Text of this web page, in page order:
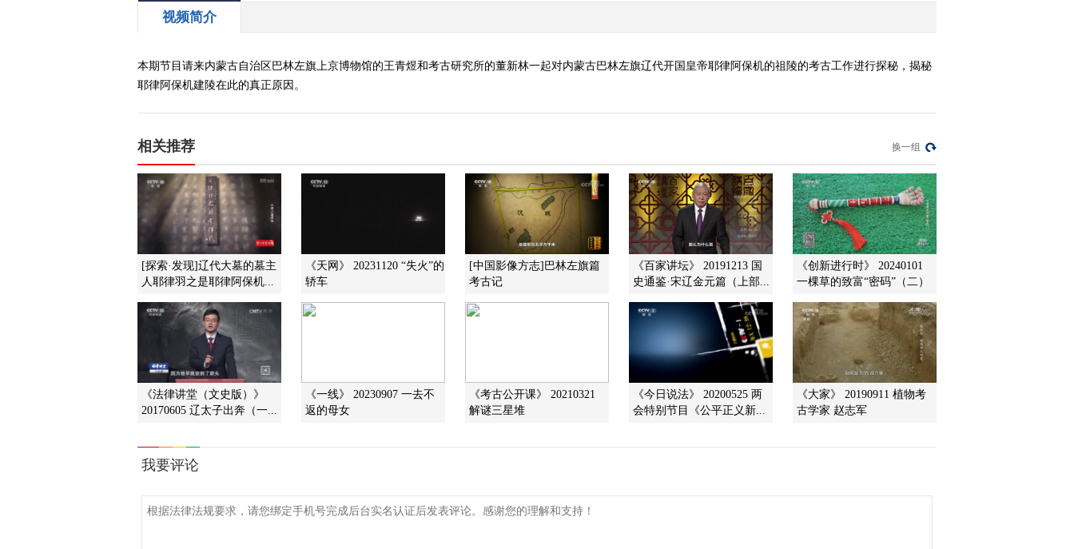
视频简介
本期节目请来内蒙古自治区巴林左旗上京博物馆的王青煜和考古研究所的董新林一起对内蒙古巴林左旗辽代开国皇帝耶律阿保机的祖陵的考古工作进行探秘，揭秘
耶律阿保机建陵在此的真正原因。
相关推荐 换一组
[探索·发现]辽代大墓的墓主
人耶律羽之是耶律阿保机...
《天网》 20231120 “失火”的
轿车
[中国影像方志]巴林左旗篇
考古记
《百家讲坛》 20191213 国
史通鉴·宋辽金元篇（上部...
《创新进行时》 20240101
一棵草的致富“密码”（二）
《法律讲堂（文史版）》
20170605 辽太子出奔（一...
《一线》 20230907 一去不
返的母女
《考古公开课》 20210321
解谜三星堆
《今日说法》 20200525 两
会特别节目《公平正义新...
《大家》 20190911 植物考
古学家 赵志军